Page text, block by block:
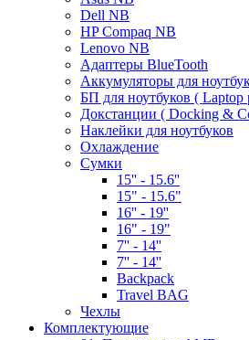
Dell NB
HP Compaq NB
Lenovo NB
Адаптеры BlueTooth
Аккумуляторы для
БП для ноутбуков ( Laptop
Докстанции ( Docking &
Наклейки для ноутбуков
Охлаждение
Сумки
15'' - 15.6''
15" - 15.6"
16'' - 19''
16" - 19"
7'' - 14''
7'' - 14''
Backpack
Travel BAG
Чехлы
Комплектующие